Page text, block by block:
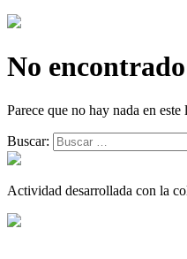
No encontrado
Parece que no hay nada en
Buscar:
Actividad desarrollada con la